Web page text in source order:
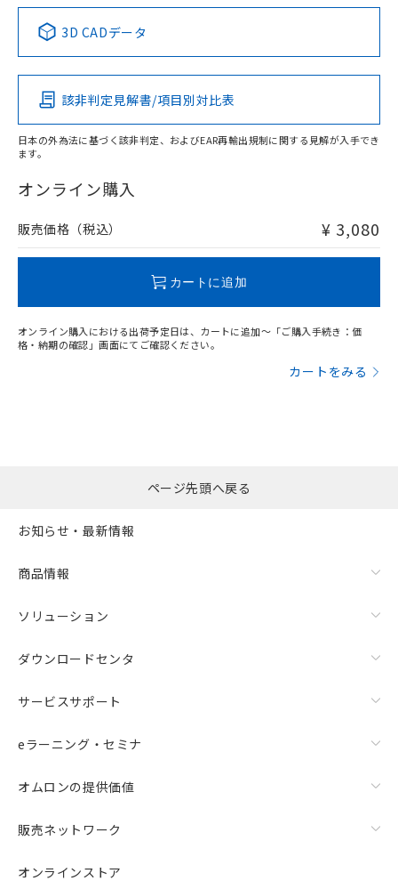
Pb Hg Cd Cr(VI)
O
在庫等で未対応品が混在する可能性があります。
問い合わせください。
この製品の規格認証/適合状況ページへ
その他の認証はこちらのページからご検索ください
3D CADデータ
該非判定見解書/項目別対比表
日本の外為法に基づく該非判定、およびEAR再輸出規制に関する見解が入手でき
ます。
オンライン購入
販売価格（税込） ¥ 3,080
カートに追加
オンライン購入における出荷予定日は、カートに追加～「ご購入手続き：価
格・納期の確認」画面にてご確認ください。
カートをみる
ページ先頭へ戻る
お知らせ・最新情報
商品情報
ソリューション
ダウンロードセンタ
サービスサポート
eラーニング・セミナ
オムロンの提供価値
販売ネットワーク
オンラインストア